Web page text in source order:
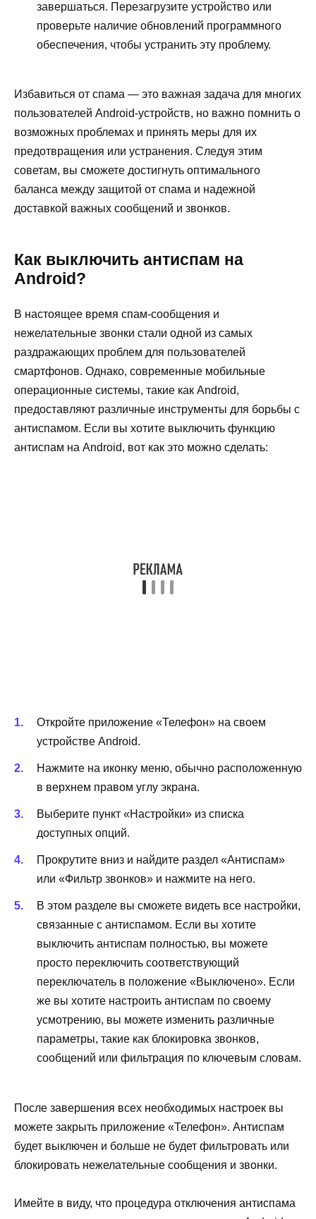
завершаться. Перезагрузите устройство или
проверьте наличие обновлений программного
обеспечения, чтобы устранить эту проблему.
Избавиться от спама — это важная задача для многих
пользователей Android-устройств, но важно помнить о
возможных проблемах и принять меры для их
предотвращения или устранения. Следуя этим
советам, вы сможете достигнуть оптимального
баланса между защитой от спама и надежной
доставкой важных сообщений и звонков.
Как выключить антиспам на
Android?
В настоящее время спам-сообщения и
нежелательные звонки стали одной из самых
раздражающих проблем для пользователей
смартфонов. Однако, современные мобильные
операционные системы, такие как Android,
предоставляют различные инструменты для борьбы с
антиспамом. Если вы хотите выключить функцию
антиспам на Android, вот как это можно сделать:
Откройте приложение «Телефон» на своем
устройстве Android.
Нажмите на иконку меню, обычно расположенную
в верхнем правом углу экрана.
Выберите пункт «Настройки» из списка
доступных опций.
Прокрутите вниз и найдите раздел «Антиспам»
или «Фильтр звонков» и нажмите на него.
В этом разделе вы сможете видеть все настройки,
связанные с антиспамом. Если вы хотите
выключить антиспам полностью, вы можете
просто переключить соответствующий
переключатель в положение «Выключено». Если
же вы хотите настроить антиспам по своему
усмотрению, вы можете изменить различные
параметры, такие как блокировка звонков,
сообщений или фильтрация по ключевым словам.
После завершения всех необходимых настроек вы
можете закрыть приложение «Телефон». Антиспам
будет выключен и больше не будет фильтровать или
блокировать нежелательные сообщения и звонки.
Имейте в виду, что процедура отключения антиспама